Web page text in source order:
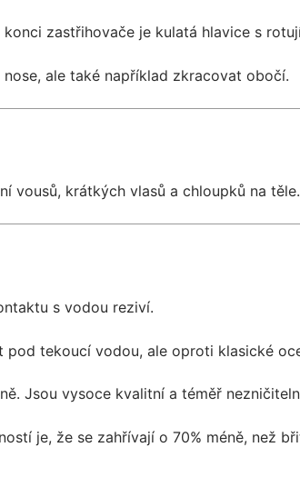
zastřihovače je kulatá hlavice s
ale také například zkracovat obočí.
vousů, krátkých vlasů a chloupků na těle.
s vodou reziví.
tekoucí vodou, ale oproti klasické
Jsou vysoce kvalitní a téměř
je, že se zahřívají o 70% méně, než